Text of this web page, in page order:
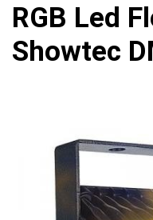
RGB Led
Showtec